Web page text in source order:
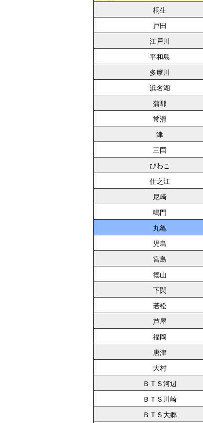
桐生
戸田
江戸川
平和島
多摩川
浜名湖
蒲郡
常滑
津
三国
びわこ
住之江
尼崎
鳴門
丸亀
児島
宮島
徳山
下関
若松
芦屋
福岡
唐津
大村
ＢＴＳ河辺
ＢＴＳ川崎
ＢＴＳ大郷